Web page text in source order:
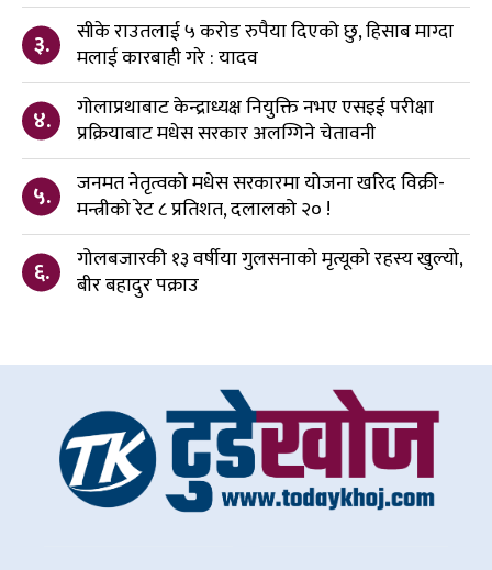
३.
सीके राउतलाई ५ करोड रुपैया दिएको छु, हिसाब माग्दा
मलाई कारबाही गरे : यादव
४.
गोलाप्रथाबाट केन्द्राध्यक्ष नियुक्ति नभए एसइई परीक्षा
प्रक्रियाबाट मधेस सरकार अलग्गिने चेतावनी
५.
जनमत नेतृत्वको मधेस सरकारमा योजना खरिद विक्री-
मन्त्रीको रेट ८ प्रतिशत, दलालको २० !
६.
गोलबजारकी १३ वर्षीया गुलसनाको मृत्यूको रहस्य खुल्यो,
बीर बहादुर पक्राउ